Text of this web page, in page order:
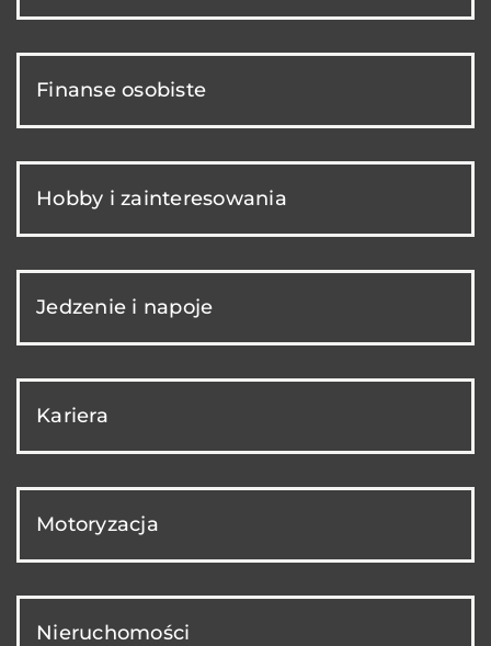
Finanse osobiste
Hobby i zainteresowania
Jedzenie i napoje
Kariera
Motoryzacja
Nieruchomości